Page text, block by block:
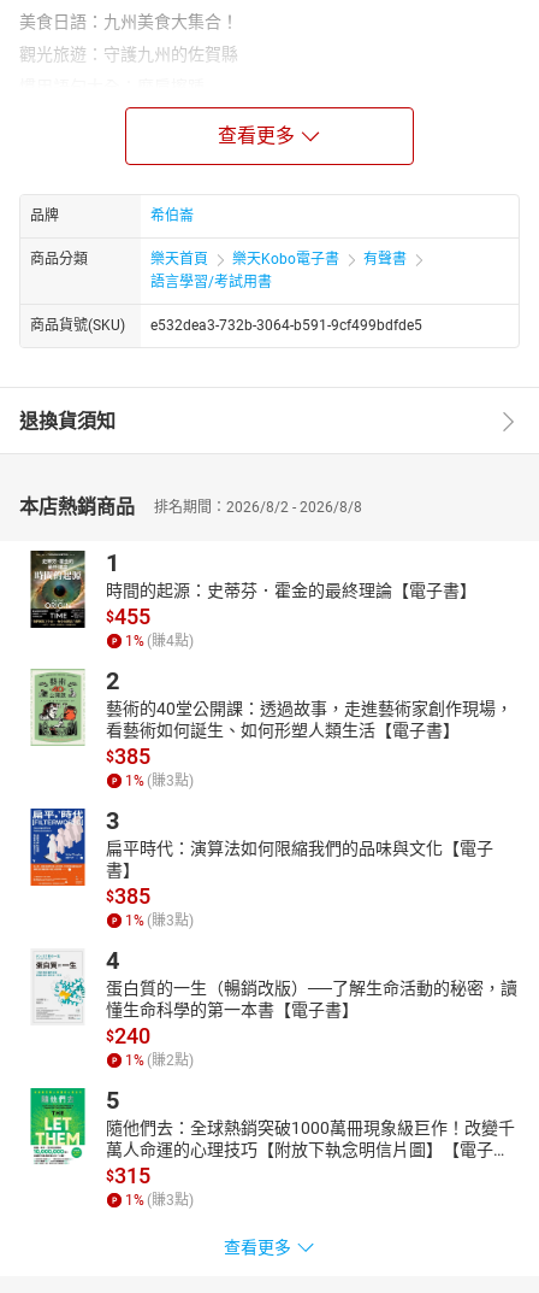
美食日語：九州美食大集合！
觀光旅遊：守護九州的佐賀縣
日本故事集：十傳與日見的狐狸
遊台灣學日文：追尋香蕉與台日之間的歷史
日本趨勢大搜查：大受歡迎的水果糖！
經典日劇語錄：大戀愛～與忘記我的你～
日本娛樂最前線：細膩而具有力道的演技 戶田惠梨香
主題式真人會話：兌換日圓時的說法
哪裡不對勁：用「屋」來表示性格
★電子書無提供點讀功能及互動學習軟體下載。
查看更多
品牌 希伯崙
商品分類 樂天首頁 樂天Kobo電子書
有聲書
語言學習/考試用書
商品貨號(SKU) e532dea3-732b-3064-b591-9cf499bdfde5
退換貨須知
本店熱銷商品 排名期間：2026/8/2 - 2026/8/8
1
時間的起源：史蒂芬．霍金的最終理論【電子書】
$455
1 % (賺4點)
2
藝術的40堂公開課：透過故事，走進藝術家創作現場，
看藝術如何誕生、如何形塑人類生活【電子書】
$385
1 % (賺3點)
3
扁平時代：演算法如何限縮我們的品味與文化【電子
書】
$385
1 % (賺3點)
4
蛋白質的一生（暢銷改版）──了解生命活動的秘密，讀
懂生命科學的第一本書【電子書】
$240
1 % (賺2點)
5
隨他們去：全球熱銷突破1000萬冊現象級巨作！改變千
萬人命運的心理技巧【附放下執念明信片圖】【電子
書】
$315
1 % (賺3點)
查看更多